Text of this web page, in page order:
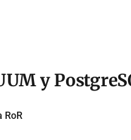
у
RoR